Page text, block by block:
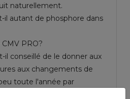
naturellement.
il autant de phosphore dans
PRO?
conseillé de le donner aux
aux changements de
toute l'année par